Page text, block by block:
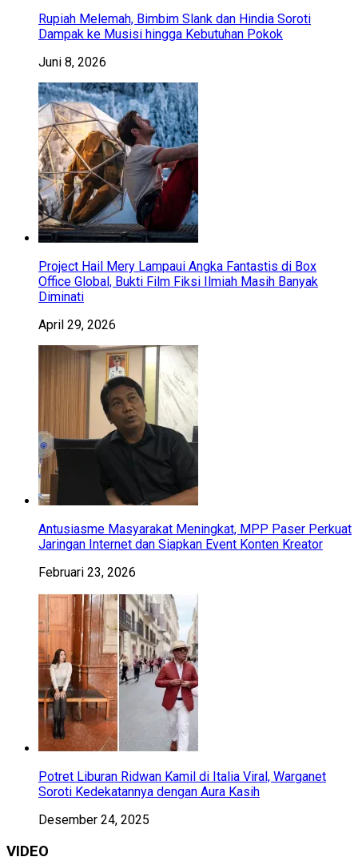
Rupiah Melemah, Bimbim Slank dan Hindia Soroti
Dampak ke Musisi hingga Kebutuhan Pokok
Juni 8, 2026
Project Hail Mery Lampaui Angka Fantastis di Box
Office Global, Bukti Film Fiksi Ilmiah Masih Banyak
Diminati
April 29, 2026
Antusiasme Masyarakat Meningkat, MPP Paser Perkuat
Jaringan Internet dan Siapkan Event Konten Kreator
Februari 23, 2026
Potret Liburan Ridwan Kamil di Italia Viral, Warganet
Soroti Kedekatannya dengan Aura Kasih
Desember 24, 2025
VIDEO